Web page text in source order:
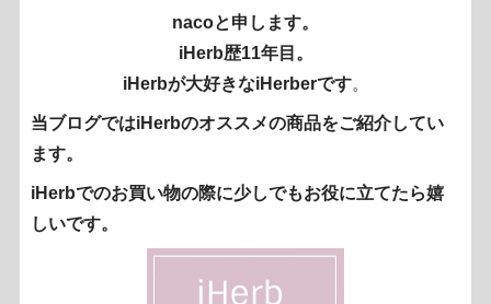
nacoと申します。
iHerb歴11年目。
iHerbが大好きなiHerberです。
当ブログではiHerbのオススメの商品をご紹介してい
ます。
iHerbでのお買い物の際に少しでもお役に立てたら嬉
しいです。